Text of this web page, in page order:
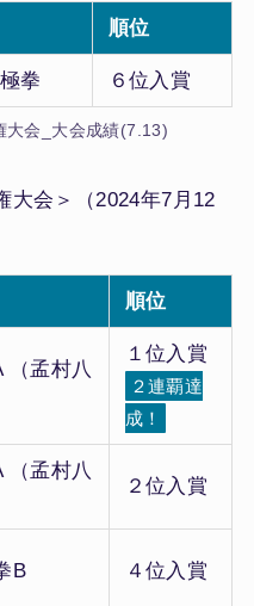
順位
拳 ６位入賞
大会_大会成績(7.13)
会＞（2024年7月12
順位
（孟村八
１位入賞
２連覇達
成！
（孟村八
２位入賞
B ４位入賞